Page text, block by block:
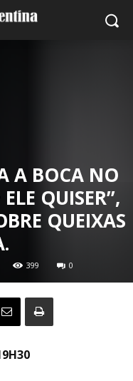
A BOCA NO
QUISER”,
QUEIXAS
399 0